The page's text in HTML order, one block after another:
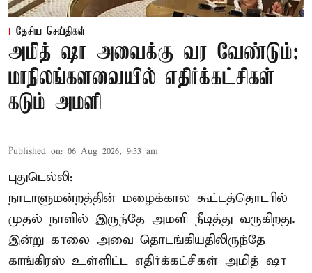
தேசிய செய்திகள்
அமித் ஷா அவைக்கு வர வேண்டும்:
மாநிலங்களவையில் எதிர்க்கட்சிகள்
கடும் அமளி
Published on: 06 Aug 2026, 9:53 am
புதுடெல்லி:
நாடாளுமன்றத்தின் மழைக்கால கூட்டத்தொடரில்
முதல் நாளில் இருந்தே அமளி நீடித்து வருகிறது.
இன்று காலை அவை தொடங்கியதிலிருந்தே
காங்கிரஸ் உள்ளிட்ட எதிர்க்கட்சிகள் அமித் ஷா